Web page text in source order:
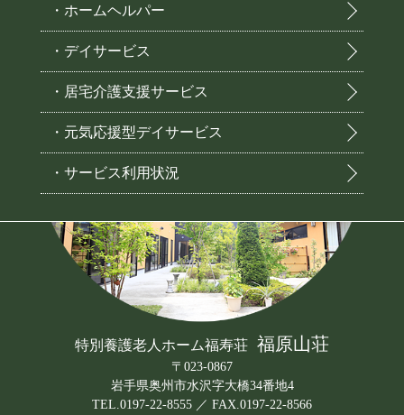
・ホームヘルパー
・デイサービス
・居宅介護支援サービス
・元気応援型デイサービス
・サービス利用状況
特別養護老人ホーム福寿荘 福原山荘
〒023-0867
岩手県奥州市水沢字大橋34番地4
TEL.0197-22-8555 ／ FAX.0197-22-8566